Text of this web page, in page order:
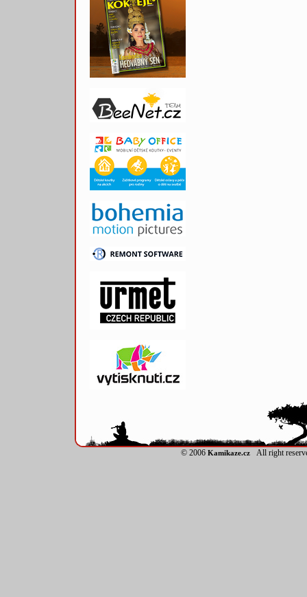
© 2006 Kamikaze.czAll right